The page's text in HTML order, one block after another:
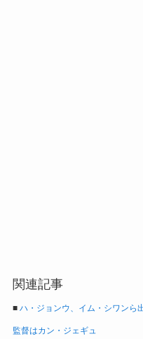
関連記事
■ ハ・ジョンウ、イム・シワンら
監督はカン・ジェギュ